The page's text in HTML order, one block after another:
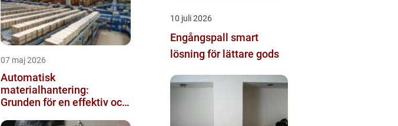
07 maj 2026
Automatisk
materialhantering:
Grunden för en effektiv och
10 juli 2026
Engångspall smart
lösning för lättare gods